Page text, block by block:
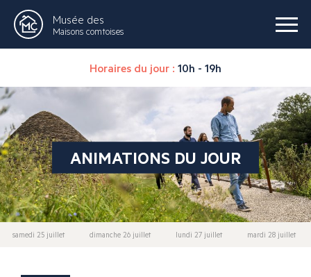
Musée des
Maisons comtoises
Horaires du jour : 10h - 19h
ANIMATIONS DU JOUR
samedi 25 juillet dimanche 26 juillet lundi 27 juillet mardi 28 juillet